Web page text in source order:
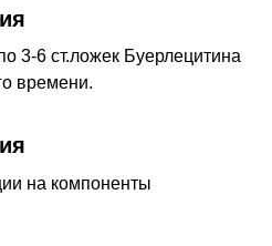
3-6 ст.ложек Буерлецитина
времени.
на компоненты